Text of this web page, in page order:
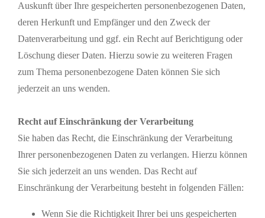
Auskunft über Ihre gespeicherten personenbezogenen Daten,
deren Herkunft und Empfänger und den Zweck der
Datenverarbeitung und ggf. ein Recht auf Berichtigung oder
Löschung dieser Daten. Hierzu sowie zu weiteren Fragen
zum Thema personenbezogene Daten können Sie sich
jederzeit an uns wenden.
Recht auf Einschränkung der Verarbeitung
Sie haben das Recht, die Einschränkung der Verarbeitung
Ihrer personenbezogenen Daten zu verlangen. Hierzu können
Sie sich jederzeit an uns wenden. Das Recht auf
Einschränkung der Verarbeitung besteht in folgenden Fällen:
Wenn Sie die Richtigkeit Ihrer bei uns gespeicherten